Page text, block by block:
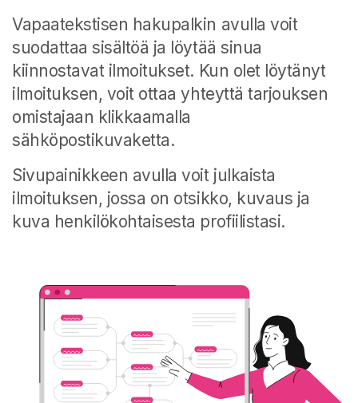
Vapaatekstisen hakupalkin avulla voit
suodattaa sisältöä ja löytää sinua
kiinnostavat ilmoitukset. Kun olet löytänyt
ilmoituksen, voit ottaa yhteyttä tarjouksen
omistajaan klikkaamalla
sähköpostikuvaketta.
Sivupainikkeen avulla voit julkaista
ilmoituksen, jossa on otsikko, kuvaus ja
kuva henkilökohtaisesta profiilistasi.